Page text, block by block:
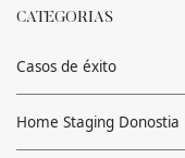
CATEGORÍAS
Casos de éxito
Home Staging Donostia